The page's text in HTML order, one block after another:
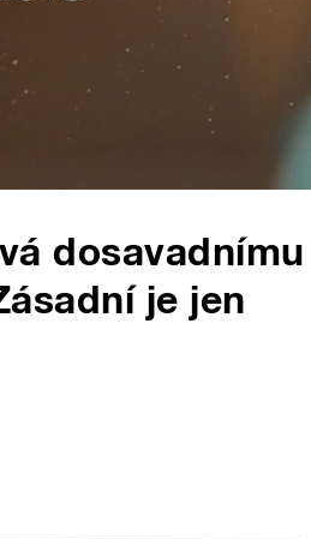
dosavadnímu
je jen